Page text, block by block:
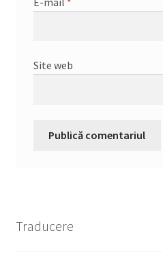
Site web
Traducere